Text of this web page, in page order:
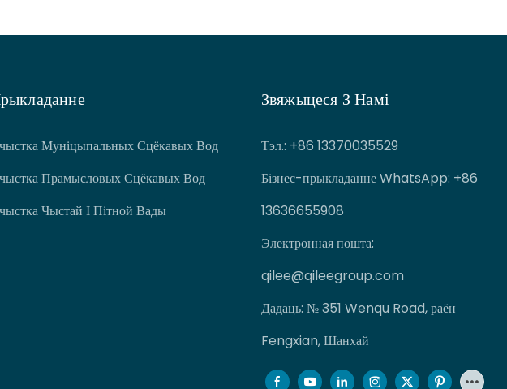
Муніцыпальных Сцёкавых Вод
Прамысловых Сцёкавых Вод
Чыстай І Пітной Вады
Звяжыцеся З Намі
Тэл.: +86 13370035529
Бізнес-прыкладанне WhatsApp: +86
13636655908
Электронная пошта:
qilee@qileegroup.com
Дадаць: № 351 Wenqu Road, раён
Fengxian, Шанхай